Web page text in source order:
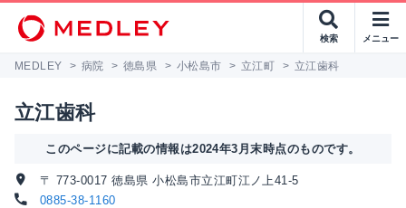
検索 メニュー
MEDLEY > 病院 > 徳島県 > 小松島市 > 立江町 > 立江歯科
立江歯科
このページに記載の情報は2024年3月末時点のものです。
〒 773-0017 徳島県 小松島市立江町江ノ上41-5
0885-38-1160